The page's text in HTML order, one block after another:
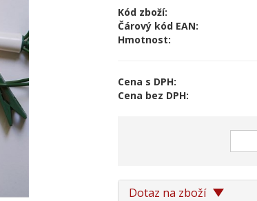
Kód zboží:
Čárový kód EAN:
Hmotnost:
Cena s DPH:
Cena bez DPH:
Dotaz na zboží